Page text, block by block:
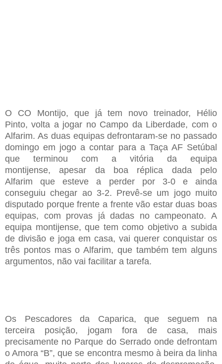
O CO Montijo, que já tem novo treinador, Hélio
Pinto, volta a jogar no Campo da Liberdade, com o
Alfarim. As duas equipas defrontaram-se no passado
domingo em jogoa contar para a Taça AF Setúbal
que terminou com a vitória da equipa
montijense, apesar da boa réplica dada pelo
Alfarim que esteve a perder por 3-0 e ainda
conseguiu chegar ao 3-2. Prevê-se um jogo muito
disputado porque frente a frente vão estarduas boas
equipas, com provas já dadas no campeonato. A
equipa montijense, que tem como objetivo a subida
de divisão e joga em casa, vai querer conquistar os
três pontos maso Alfarim, que também tem alguns
argumentos, não vai facilitar a tarefa.
Os Pescadores da Caparica, que seguem na
terceira posição, jogam fora de casa, mais
precisamente no Parque do Serrado onde defrontam
oAmora “B”,que se encontra mesmo à beira da linha